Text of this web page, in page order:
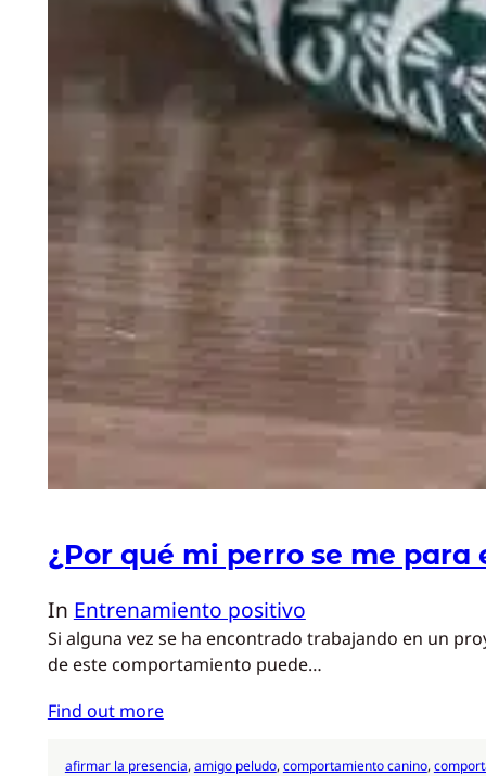
¿Por qué mi perro se me para
In Entrenamiento positivo
Si alguna vez se ha encontrado trabajando en un
de este comportamiento puede…
Find out more
afirmar la presencia, amigo peludo, comportamiento canino,